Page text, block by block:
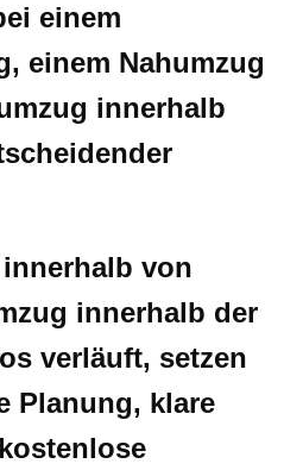
einem
einem Nahumzug
innerhalb
von
innerhalb der
verläuft, setzen
Planung, klare